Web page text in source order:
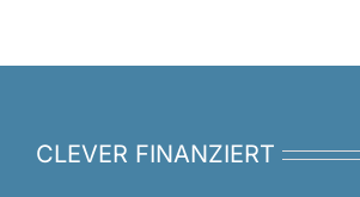
CLEVER FINANZIERT